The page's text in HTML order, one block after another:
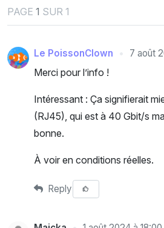
PAGE 1 SUR 1
Le PoissonClown 7 août
Merci pour l’info !
Intéressant : Ça signifierait
(RJ45), qui est à 40 Gbit/s
bonne.
À voir en conditions réelles.
Reply